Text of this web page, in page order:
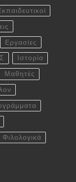
Εργασίες
Ιστορία
Μαθητές
Φιλολογικά